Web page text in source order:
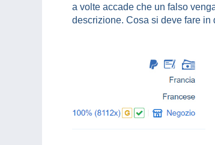
a volte accade che un falso
descrizione. Cosa si deve fare in